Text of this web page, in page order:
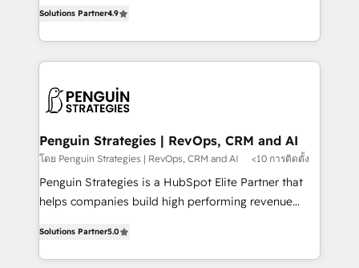
development, and project management. We have
100% US-based, FTE team members. We offer
migrations from other platforms, systems
integration, extensibility, custom development, and
entreprises qui auront réussi leur transformation. Le
problème ? 58% des dirigeants savent que l'IA est
vitale pour leur survie. Mais 57% n'ont aucune
données. C'est le paradoxe français : conscience
Augmentée. Ce n'est pas une entreprise qui utilise
l'IA. C'est une organisation qui a réussi la symbiose
entre l'expertise humaine et l'intelligence artificielle.
Pas pour remplacer l'humain, mais pour l'augmenter.
transformation. D'abord les fondations : des
données unifiées, des processus alignés. Ensuite
Solutions Partner4.9
Penguin Strategies | RevOps, CRM and AI
โดย Penguin Strategies | RevOps, CRM and AI <10 การติดตั้ง
Penguin Strategies is a HubSpot Elite Partner that
helps companies build high performing revenue
system environments and global SaaS or
manufacturing teams. Trusted by leading enterprises
Solutions Partner5.0